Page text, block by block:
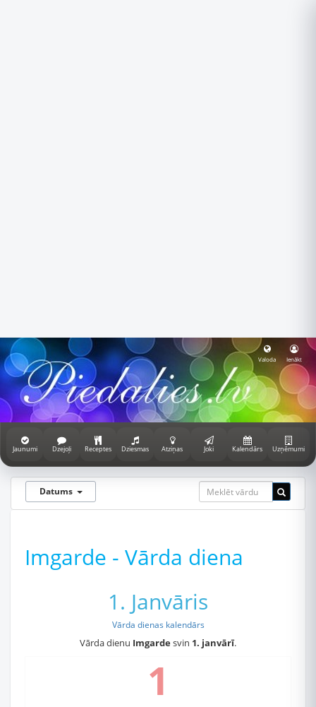
Valoda Ienākt
Jaunumi Dzejoļi Receptes Dziesmas Atziņas Joki Kalendārs Uzņēmumi
Datums
Imgarde - Vārda diena
1. Janvāris
Vārda dienas kalendārs
Vārda dienu Imgarde svin 1. janvārī.
1